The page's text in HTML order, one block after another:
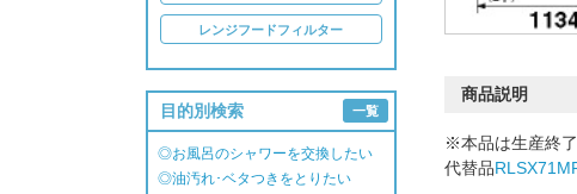
レンジフードフィルター
目的別検索 一覧
◎お風呂のシャワーを交換したい
◎油汚れ･ベタつきをとりたい
商品説明
※本品は生産終了
代替品